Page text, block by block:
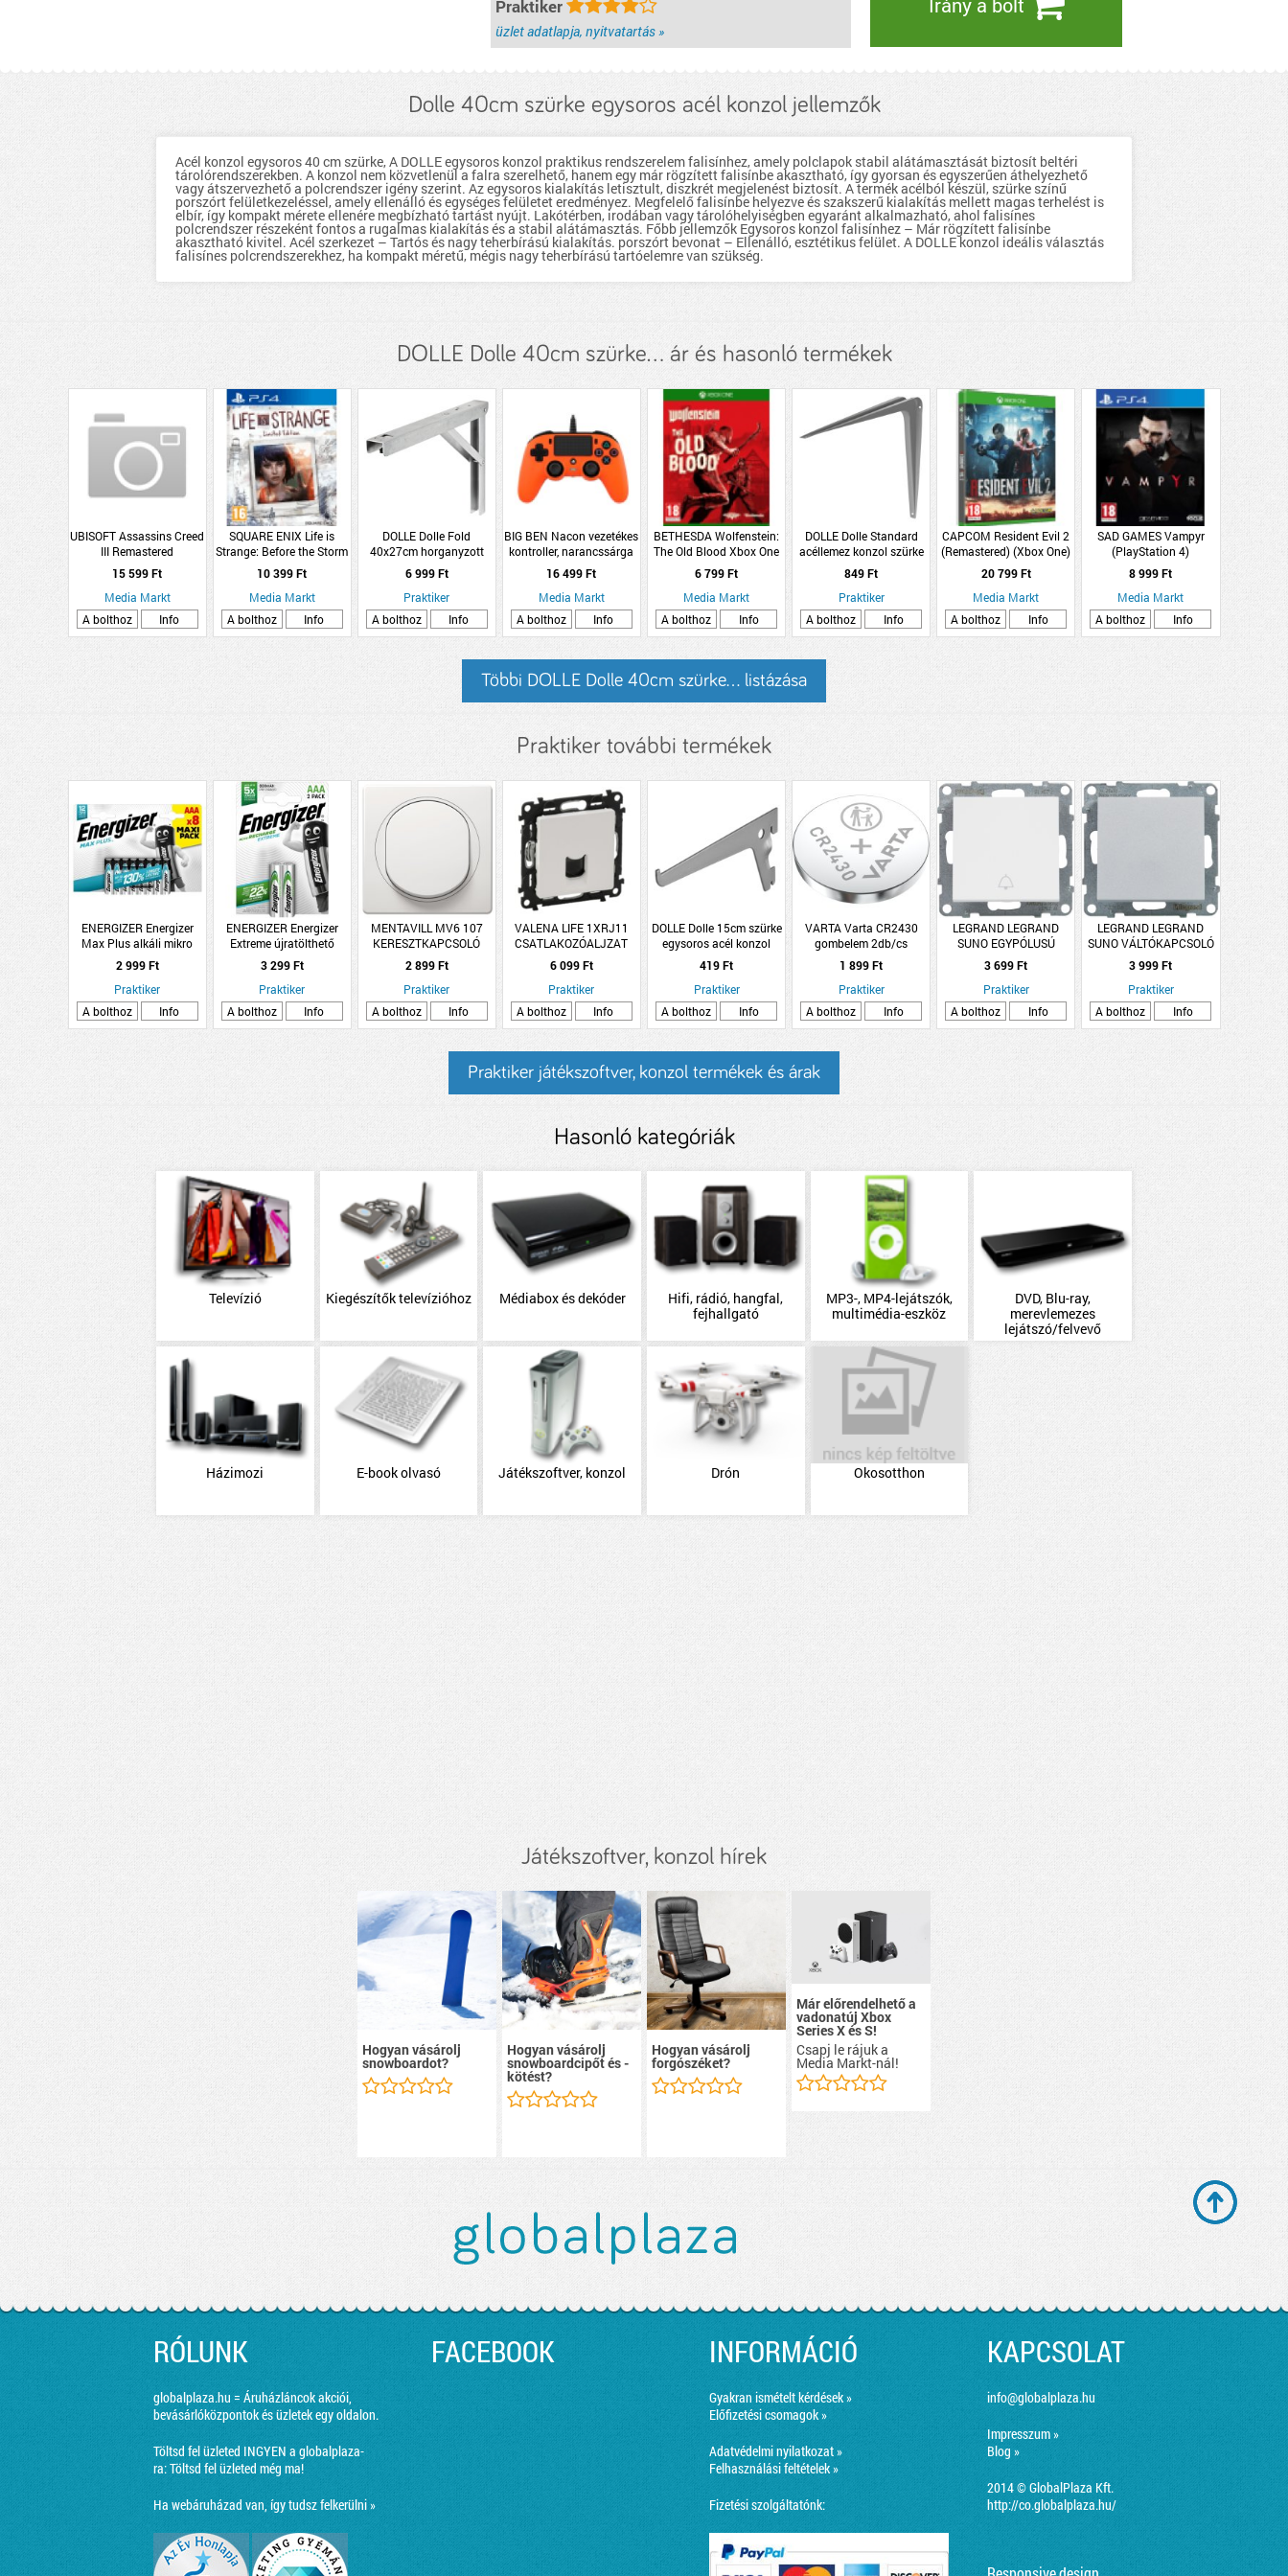
Praktiker
üzlet adatlapja, nyitvatartás »
Dolle 40cm szürke egysoros acél konzol jellemzők
Acél konzol egysoros 40 cm szürke, A DOLLE egysoros konzol praktikus rendszerelem falisínhez, amely polclapok stabil alátámasztását biztosít beltéri
tárolórendszerekben. A konzol nem közvetlenül a falra szerelhető, hanem egy már rögzített falisínbe akasztható, így gyorsan és egyszerűen áthelyezhető
vagy átszervezhető a polcrendszer igény szerint. Az egysoros kialakítás letisztult, diszkrét megjelenést biztosít. A termék acélból készül, szürke színű
porszórt felületkezeléssel, amely ellenálló és egységes felületet eredményez. Megfelelő falisínbe helyezve és szakszerű kialakítás mellett magas terhelést is
elbír, így kompakt mérete ellenére megbízható tartást nyújt. Lakótérben, irodában vagy tárolóhelyiségben egyaránt alkalmazható, ahol falisínes
polcrendszer részeként fontos a rugalmas kialakítás és a stabil alátámasztás. Főbb jellemzők Egysoros konzol falisínhez – Már rögzített falisínbe
akasztható kivitel. Acél szerkezet – Tartós és nagy teherbírású kialakítás. porszórt bevonat – Ellenálló, esztétikus felület. A DOLLE konzol ideális választás
falisínes polcrendszerekhez, ha kompakt méretű, mégis nagy teherbírású tartóelemre van szükség.
DOLLE Dolle 40cm szürke... ár és hasonló termékek
UBISOFT Assassins Creed
III Remastered
(PlayStation 4)
15 599 Ft
Media Markt
A bolthoz
Info
SQUARE ENIX Life is
Strange: Before the Storm
(Limited Edition)
(PlayStation 4)
10 399 Ft
Media Markt
A bolthoz
Info
DOLLE Dolle Fold
40x27cm horganyzott
konzol
6 999 Ft
Praktiker
A bolthoz
Info
BIG BEN Nacon vezetékes
kontroller, narancssárga
(PlayStation 4)
16 499 Ft
Media Markt
A bolthoz
Info
BETHESDA Wolfenstein:
The Old Blood Xbox One
6 799 Ft
Media Markt
A bolthoz
Info
DOLLE Dolle Standard
acéllemez konzol szürke
34,5x28cm
849 Ft
Praktiker
A bolthoz
Info
CAPCOM Resident Evil 2
(Remastered) (Xbox One)
20 799 Ft
Media Markt
A bolthoz
Info
SAD GAMES Vampyr
(PlayStation 4)
8 999 Ft
Media Markt
A bolthoz
Info
Többi DOLLE Dolle 40cm szürke... listázása
Praktiker további termékek
ENERGIZER Energizer
Max Plus alkáli mikro
elem AAA B8 LR03
8db/csomag
2 999 Ft
Praktiker
A bolthoz
Info
ENERGIZER Energizer
Extreme újratölthető
mikro elem 800mAh AAA
2db/csomag
3 299 Ft
Praktiker
A bolthoz
Info
MENTAVILL MV6 107
KERESZTKAPCSOLÓ
2 899 Ft
Praktiker
A bolthoz
Info
VALENA LIFE 1XRJ11
CSATLAKOZÓALJZAT
FEHÉR (KAP)
6 099 Ft
Praktiker
A bolthoz
Info
DOLLE Dolle 15cm szürke
egysoros acél konzol
419 Ft
Praktiker
A bolthoz
Info
VARTA Varta CR2430
gombelem 2db/cs
1 899 Ft
Praktiker
A bolthoz
Info
LEGRAND LEGRAND
SUNO EGYPÓLUSÚ
NYOMÓ CSENGŐJELLEL,
FEHÉR
3 699 Ft
Praktiker
A bolthoz
Info
LEGRAND LEGRAND
SUNO VÁLTÓKAPCSOLÓ
10AX, ALUMÍNIUM
3 999 Ft
Praktiker
A bolthoz
Info
Praktiker játékszoftver, konzol termékek és árak
Hasonló kategóriák
Televízió Kiegészítők televízióhoz Médiabox és dekóder
Hifi, rádió, hangfal,
fejhallgató
MP3-, MP4-lejátszók,
multimédia-eszköz
DVD, Blu-ray,
merevlemezes
lejátszó/felvevő
Házimozi E-book olvasó Játékszoftver, konzol Drón Okosotthon
Játékszoftver, konzol hírek
Hogyan vásárolj
snowboardot?
Hogyan vásárolj
snowboardcipőt és -
kötést?
Hogyan vásárolj
forgószéket?
Már előrendelhető a
vadonatúj Xbox
Series X és S!
Csapj le rájuk a
Media Markt-nál!
RÓLUNK
globalplaza.hu = Áruházláncok akciói,
bevásárlóközpontok és üzletek egy oldalon.
Töltsd fel üzleted INGYEN a globalplaza-
ra:Töltsd fel üzleted még ma!
Ha webáruházad van, így tudsz felkerülni »
FACEBOOK INFORMÁCIÓ
Gyakran ismételt kérdések »
Előfizetési csomagok »
Adatvédelmi nyilatkozat »
Felhasználási feltételek »
Fizetési szolgáltatónk:
KAPCSOLAT
info@globalplaza.hu
Impresszum »
Blog »
2014 © GlobalPlaza Kft.
http://co.globalplaza.hu/